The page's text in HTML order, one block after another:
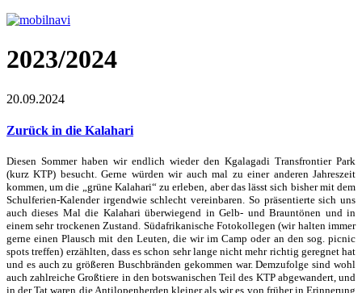
2023/2024
20.09.2024
Zurück in die Kalahari
Diesen Sommer haben wir endlich wieder den Kgalagadi Transfrontier Park
(kurz KTP) besucht. Gerne würden wir auch mal zu einer anderen Jahreszeit
kommen, um die „grüne Kalahari“ zu erleben, aber das lässt sich bisher mit dem
Schulferien-Kalender irgendwie schlecht vereinbaren. So präsentierte sich uns
auch dieses Mal die Kalahari überwiegend in Gelb- und Brauntönen und in
einem sehr trockenen Zustand. Südafrikanische Fotokollegen (wir halten immer
gerne einen Plausch mit den Leuten, die wir im Camp oder an den sog. picnic
spots treffen) erzählten, dass es schon sehr lange nicht mehr richtig geregnet hat
und es auch zu größeren Buschbränden gekommen war. Demzufolge sind wohl
auch zahlreiche Großtiere in den botswanischen Teil des KTP abgewandert, und
in der Tat waren die Antilopenherden kleiner als wir es von früher in Erinnerung